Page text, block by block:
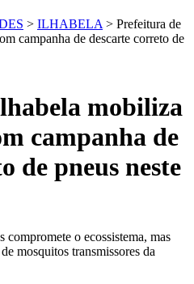
> ILHABELA > Prefeitura de
campanha de descarte correto de
mobiliza
campanha de
de pneus neste
compromete o ecossistema, mas
mosquitos transmissores da